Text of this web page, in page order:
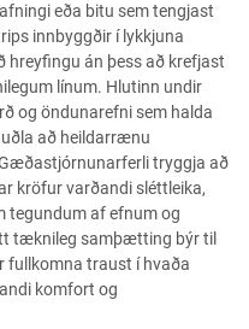
eða bitu sem tengjast
innbyggðir í lykkjuna
án þess að krefjast
línum. Hlutinn undir
og öndunarefni sem halda
að heildarrænu
tryggja að
kröfur varðandi sléttleika,
tegundum af efnum og
tæknileg samþætting býr til
fullkomna traust í hvaða
komfort og